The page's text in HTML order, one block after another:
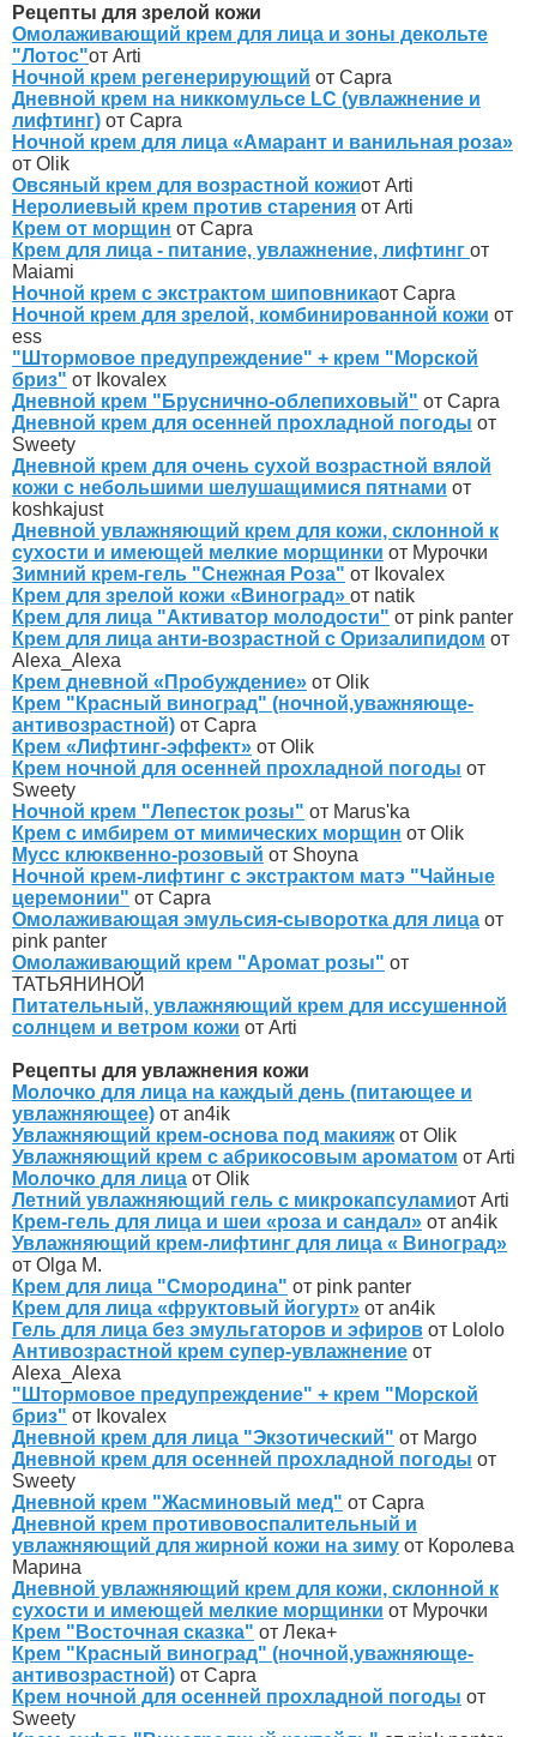
Рецепты для зрелой кожи
Омолаживающий крем для лица и зоны декольте
"Лотос"от Arti
Ночной крем регенерирующий от Capra
Дневной крем на никкомульсе LC (увлажнение и
лифтинг) от Capra
Ночной крем для лица «Амарант и ванильная роза»
от Olik
Овсяный крем для возрастной кожиот Arti
Неролиевый крем против старения от Arti
Крем от морщин от Capra
Крем для лица - питание, увлажнение, лифтинг от
Maiami
Ночной крем с экстрактом шиповникаот Capra
Ночной крем для зрелой, комбинированной кожи от
ess
"Штормовое предупреждение" + крем "Морской
бриз" от Ikovalex
Дневной крем "Бруснично-облепиховый" от Capra
Дневной крем для осенней прохладной погоды от
Sweety
Дневной крем для очень сухой возрастной вялой
кожи с небольшими шелушащимися пятнами от
koshkajust
Дневной увлажняющий крем для кожи, склонной к
сухости и имеющей мелкие морщинки от Мурочки
Зимний крем-гель "Снежная Роза" от Ikovalex
Крем для зрелой кожи «Виноград» от natik
Крем для лица "Активатор молодости" от pink panter
Крем для лица анти-возрастной с Оризалипидом от
Alexa_Alexa
Крем дневной «Пробуждение» от Olik
Крем "Красный виноград" (ночной,уважняюще-
антивозрастной) от Capra
Крем «Лифтинг-эффект» от Olik
Крем ночной для осенней прохладной погоды от
Sweety
Ночной крем "Лепесток розы" от Marus'ka
Крем с имбирем от мимических морщин от Olik
Мусс клюквенно-розовый от Shoyna
Ночной крем-лифтинг с экстрактом матэ "Чайные
церемонии" от Capra
Омолаживающая эмульсия-сыворотка для лица от
pink panter
Омолаживающий крем "Аромат розы" от
ТАТЬЯНИНОЙ
Питательный, увлажняющий крем для иссушенной
солнцем и ветром кожи от Arti
Рецепты для увлажнения кожи
Молочко для лица на каждый день (питающее и
увлажняющее) от an4ik
Увлажняющий крем-основа под макияжот Olik
Увлажняющий крем с абрикосовым ароматом от Arti
Молочко для лица от Olik
Летний увлажняющий гель с микрокапсуламиот Arti
Крем-гель для лица и шеи «роза и сандал» от an4ik
Увлажняющий крем-лифтинг для лица « Виноград»
от Olga M.
Крем для лица "Смородина" от pink panter
Крем для лица «фруктовый йогурт» от an4ik
Гель для лица без эмульгаторов и эфиров от Lololo
Антивозрастной крем супер-увлажнение от
Alexa_Alexa
"Штормовое предупреждение" + крем "Морской
бриз" от Ikovalex
Дневной крем для лица "Экзотический" от Margo
Дневной крем для осенней прохладной погоды от
Sweety
Дневной крем "Жасминовый мед" от Capra
Дневной крем противовоспалительный и
увлажняющий для жирной кожи на зиму от Королева
Марина
Дневной увлажняющий крем для кожи, склонной к
сухости и имеющей мелкие морщинки от Мурочки
Крем "Восточная сказка" от Лека+
Крем "Красный виноград" (ночной,уважняюще-
антивозрастной) от Capra
Крем ночной для осенней прохладной погоды от
Sweety